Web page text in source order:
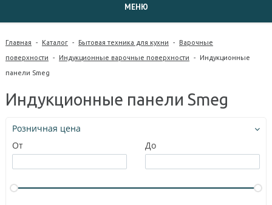
МЕНЮ
Главная - Каталог - Бытовая техника для кухни - Варочные
поверхности - Индукционные варочные поверхности - Индукционные
панели Smeg
Индукционные панели Smeg
Розничная цена
От
До